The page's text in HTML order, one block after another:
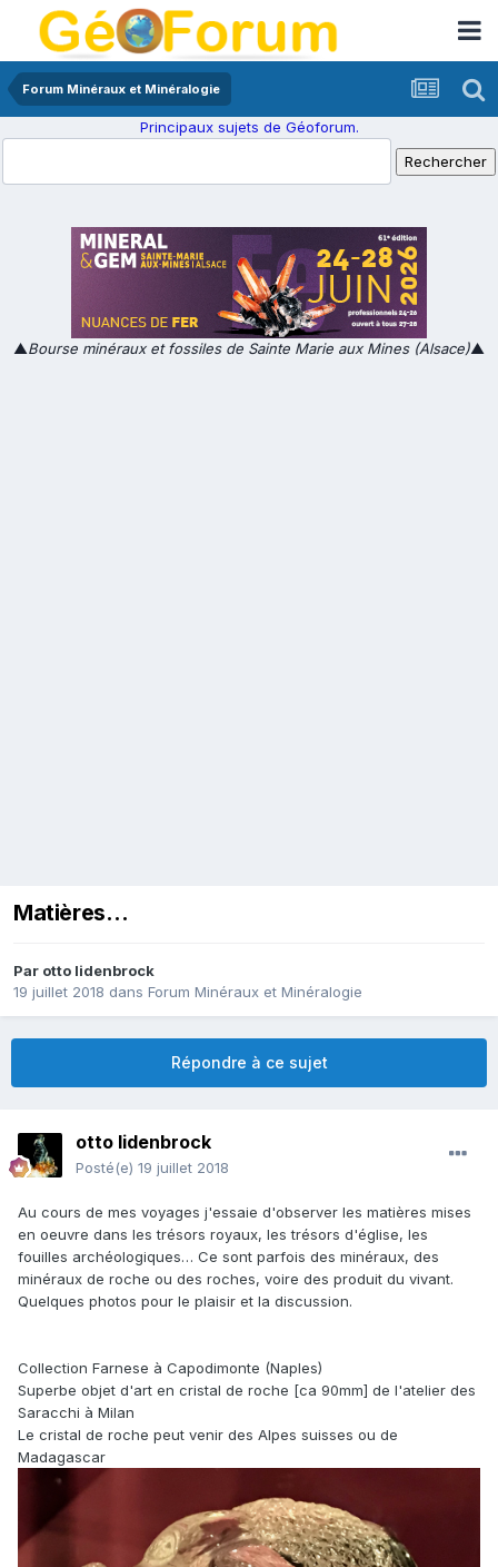
Forum Minéraux et Minéralogie
Principaux sujets de Géoforum.
▲Bourse minéraux et fossiles de Sainte Marie aux Mines (Alsace)▲
Matières…
Par otto lidenbrock
19 juillet 2018 dans Forum Minéraux et Minéralogie
Répondre à ce sujet
otto lidenbrock
Posté(e) 19 juillet 2018
Au cours de mes voyages j'essaie d'observer les matières mises
en oeuvre dans les trésors royaux, les trésors d'église, les
fouilles archéologiques… Ce sont parfois des minéraux, des
minéraux de roche ou des roches, voire des produit du vivant.
Quelques photos pour le plaisir et la discussion.
Collection Farnese à Capodimonte (Naples)
Superbe objet d'art en cristal de roche [ca 90mm] de l'atelier des
Saracchi à Milan
Le cristal de roche peut venir des Alpes suisses ou de
Madagascar